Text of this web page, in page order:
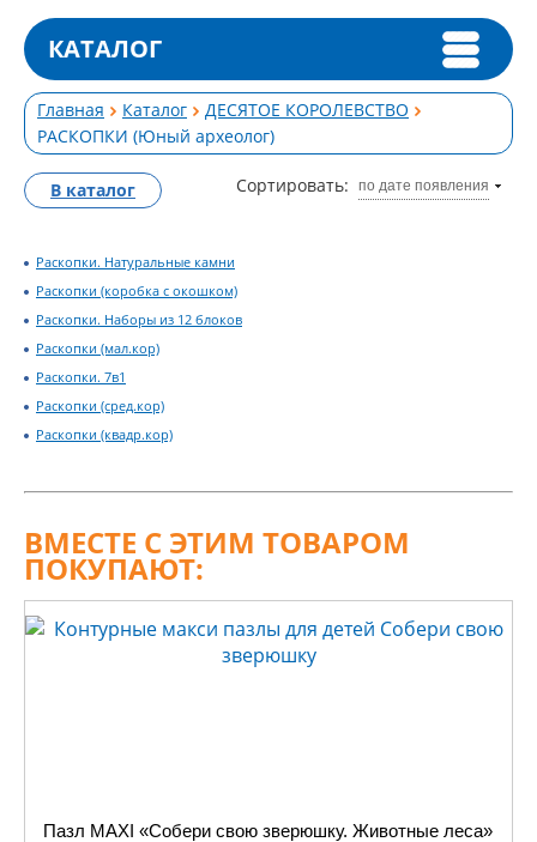
КАТАЛОГ
Главная Каталог
ДЕСЯТОЕ КОРОЛЕВСТВО
РАСКОПКИ (Юный археолог)
Сортировать: по дате появления
В каталог
Раскопки. Натуральные камни
Раскопки (коробка с окошком)
Раскопки. Наборы из 12 блоков
Раскопки (мал.кор)
Раскопки. 7в1
Раскопки (сред.кор)
Раскопки (квадр.кор)
ВМЕСТЕ С ЭТИМ ТОВАРОМ
ПОКУПАЮТ:
Пазл MAXI «Собери свою зверюшку. Животные леса»